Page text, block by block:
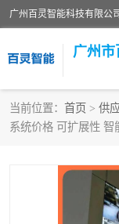
广州市
当前位置： 首页 > 供
系统价格 可扩展性 智
安防监控红外报
人脸识别系统